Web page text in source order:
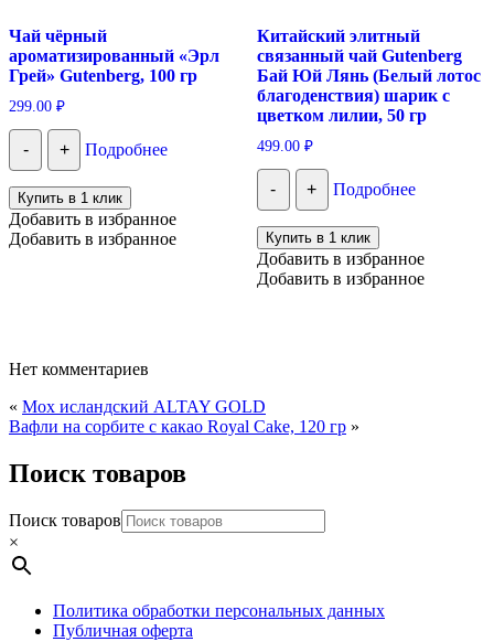
Чай чёрный
ароматизированный «Эрл
Грей» Gutenberg, 100 гр
299.00 ₽
- + Подробнее
Купить в 1 клик
Добавить в избранное
Добавить в избранное
Китайский элитный
связанный чай Gutenberg
Бай Юй Лянь (Белый лотос
благоденствия) шарик с
цветком лилии, 50 гр
499.00 ₽
- + Подробнее
Купить в 1 клик
Добавить в избранное
Добавить в избранное
Нет комментариев
« Мох исландский ALTAY GOLD
Вафли на сорбите с какао Royal Cake, 120 гр »
Поиск товаров
Поиск товаров
×
Политика обработки персональных данных
Публичная оферта